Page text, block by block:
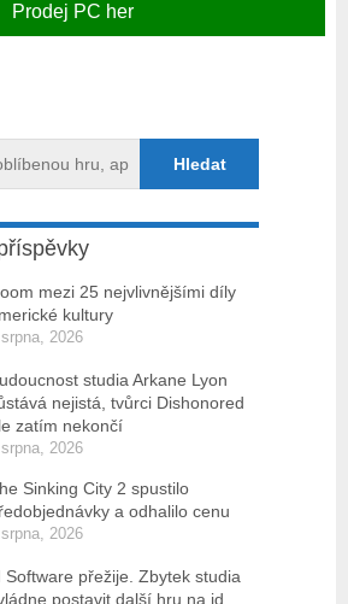
Prodej PC her
mezi 25 nejvlivnějšími díly
kultury
2026
studia Arkane Lyon
nejistá, tvůrci Dishonored
zatím nekončí
2026
Sinking City 2 spustilo
a odhalilo cenu
2026
Software přežije. Zbytek studia
postavit další hru na id